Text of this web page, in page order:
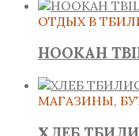
ОТДЫХ В
HOOKAH
МАГАЗИНЫ,